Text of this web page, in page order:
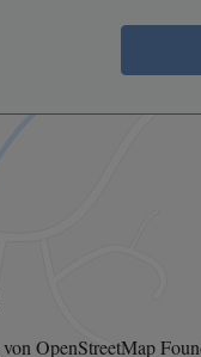
OpenStreetMap